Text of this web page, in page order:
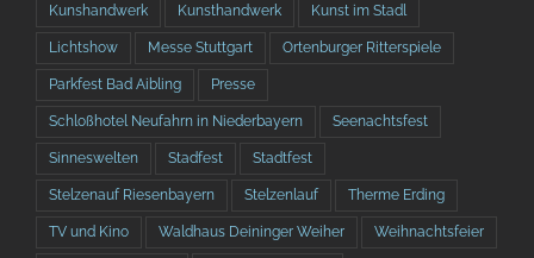
Kunshandwerk Kunsthandwerk Kunst im Stadl
Lichtshow Messe Stuttgart Ortenburger Ritterspiele
Parkfest Bad Aibling Presse
Schloßhotel Neufahrn in Niederbayern Seenachtsfest
Sinneswelten Stadfest Stadtfest
Stelzenauf Riesenbayern Stelzenlauf Therme Erding
TV und Kino Waldhaus Deininger Weiher Weihnachtsfeier